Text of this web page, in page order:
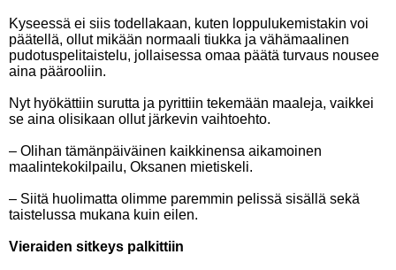
Kyseessä ei siis todellakaan, kuten loppulukemistakin voi
päätellä, ollut mikään normaali tiukka ja vähämaalinen
pudotuspelitaistelu, jollaisessa omaa päätä turvaus nousee
aina päärooliin.
Nyt hyökättiin surutta ja pyrittiin tekemään maaleja, vaikkei
se aina olisikaan ollut järkevin vaihtoehto.
– Olihan tämänpäiväinen kaikkinensa aikamoinen
maalintekokilpailu, Oksanen mietiskeli.
– Siitä huolimatta olimme paremmin pelissä sisällä sekä
taistelussa mukana kuin eilen.
Vieraiden sitkeys palkittiin